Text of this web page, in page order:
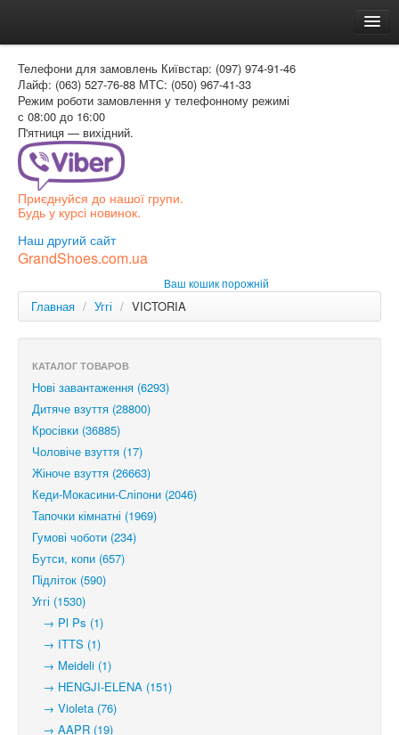
Доставка и оплата
Как заказать
Контакти
Таблиця розмірів
Вхід для покупця
РОС
Телефони для замовлень Київстар: (097) 974-91-46
Лайф: (063) 527-76-88 МТС: (050) 967-41-33
Режим роботи замовлення у телефонному режимі
с 08:00 до 16:00
П'ятниця — вихідний.
Приєднуйся до нашої групи.
Будь у курсі новинок.
Наш другий сайт
GrandShoes.com.ua
Ваш кошик порожній
Главная / Уггі / VICTORIA
КАТАЛОГ ТОВАРОВ
Нові завантаження (6293)
Дитяче взуття (28800)
Кросівки (36885)
Чоловіче взуття (17)
Жіноче взуття (26663)
Кеди-Мокасини-Сліпони (2046)
Тапочки кімнатні (1969)
Гумові чоботи (234)
Бутси, копи (657)
Підліток (590)
Уггі (1530)
→ Pl Ps (1)
→ ITTS (1)
→ Meideli (1)
→ HENGJI-ELENA (151)
→ Violeta (76)
→ AAPR (19)